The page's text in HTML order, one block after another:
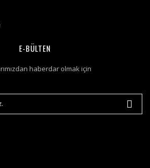
E-BÜLTEN
haberdar olmak için